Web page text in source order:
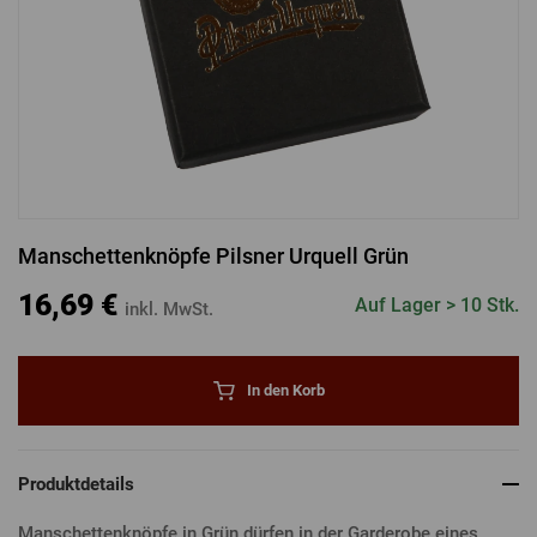
MIT FACEBOOK ANMELDEN
Manschettenknöpfe Pilsner Urquell Grün
16,69 € inkl. MwSt. Auf Lager > 10 Stk.
In den Korb
Produktdetails